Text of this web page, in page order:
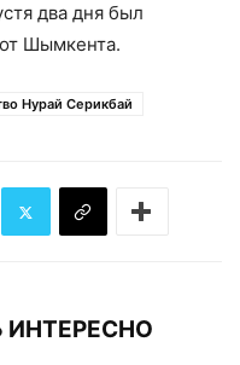
два дня был
Шымкента.
Нурай Серикбай